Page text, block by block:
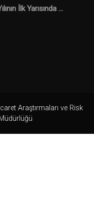
İlk Yarısında ...
Araştırmaları ve Risk